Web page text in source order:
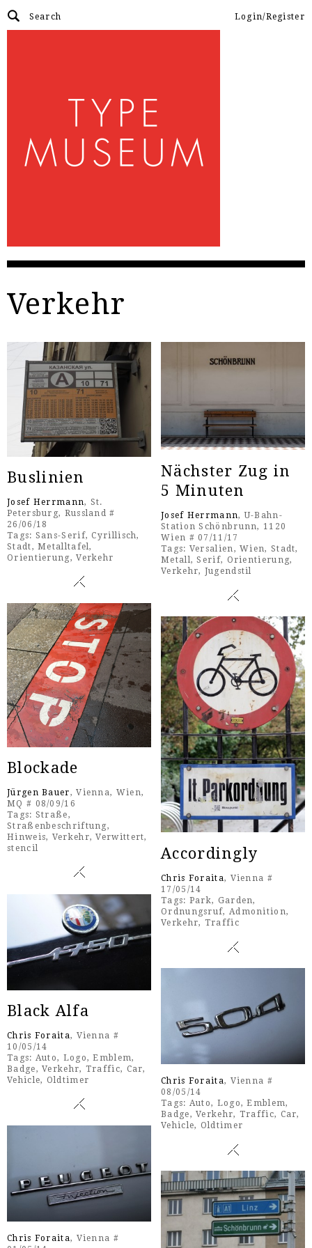
Login/Register
Verkehr
Buslinien
Josef Herrmann, St.
Petersburg, Russland #
26/06/18
Tags: Sans-Serif, Cyrillisch,
Stadt,Metalltafel,
Orientierung,Verkehr
Nächster Zug in
5 Minuten
Josef Herrmann, U-Bahn-
Station Schönbrunn, 1120
Wien # 07/11/17
Tags: Versalien,Wien, Stadt,
Metall,Serif, Orientierung,
Verkehr, Jugendstil
Blockade
Jürgen Bauer, Vienna, Wien,
MQ # 08/09/16
Tags: Straße,
Straßenbeschriftung,
Hinweis, Verkehr,Verwittert,
stencil
Accordingly
Chris Foraita, Vienna #
17/05/14
Tags: Park, Garden,
Ordnungsruf, Admonition,
Verkehr, Traffic
Black Alfa
Chris Foraita, Vienna #
10/05/14
Tags: Auto, Logo,Emblem,
Badge,Verkehr, Traffic, Car,
Vehicle, Oldtimer Chris Foraita, Vienna #
08/05/14
Tags: Auto, Logo,Emblem,
Badge,Verkehr, Traffic, Car,
Vehicle, Oldtimer
Chris Foraita, Vienna #